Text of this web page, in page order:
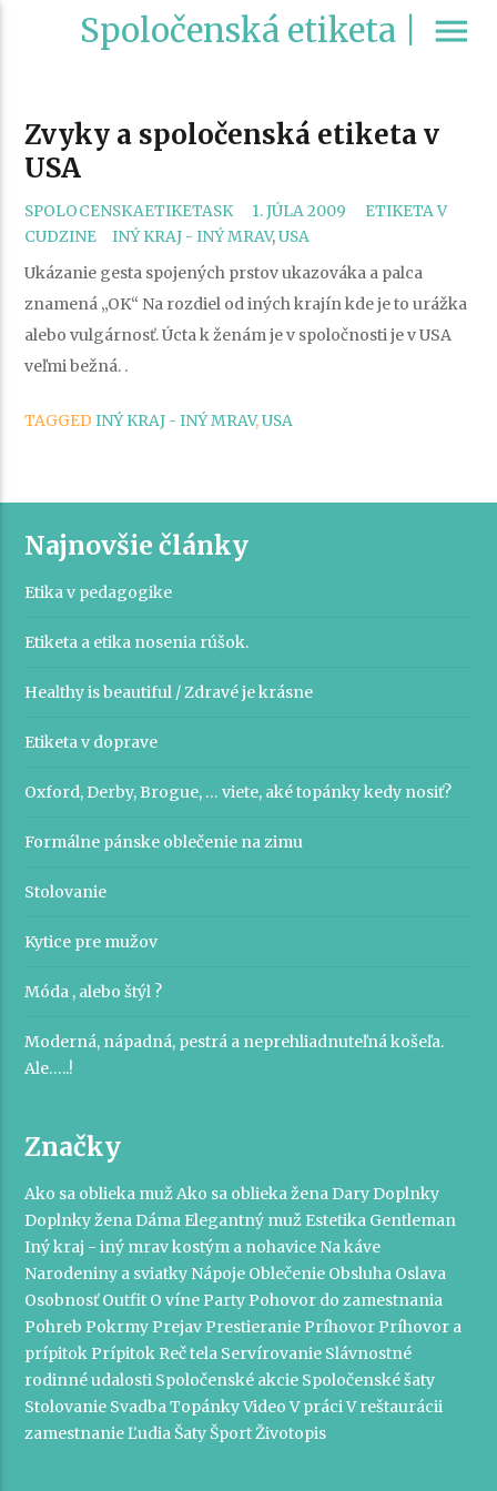
Spoločenská etiketa | menu
Zvyky a spoločenská etiketa v
USA
SPOLOCENSKAETIKETASK 1. JÚLA 2009 CATEGORIES
ETIKETA V
CUDZINE
TAGS
INÝ KRAJ - INÝ MRAV,USA
Ukázanie gesta spojených prstov ukazováka a palca
znamená „OK“ Na rozdiel od iných krajín kde je to urážka
alebo vulgárnosť. Úcta k ženám je v spoločnosti je v USA
veľmi bežná. .
TAGGEDINÝ KRAJ - INÝ MRAV,USA
Najnovšie články
Etika v pedagogike
Etiketa a etika nosenia rúšok.
Healthy is beautiful / Zdravé je krásne
Etiketa v doprave
Oxford, Derby, Brogue, … viete, aké topánky kedy nosiť?
Formálne pánske oblečenie na zimu
Stolovanie
Kytice pre mužov
Móda , alebo štýl ?
Moderná, nápadná, pestrá a neprehliadnuteľná košeľa.
Ale…..!
Značky
Ako sa oblieka muž Ako sa oblieka ženaDaryDoplnky
Doplnky ženaDáma Elegantný muž Estetika Gentleman
Iný kraj - iný mravkostým a nohavice Na káve
Narodeniny a sviatky Nápoje Oblečenie Obsluha Oslava
OsobnosťOutfit O víne Party Pohovor do zamestnania
Pohreb Pokrmy Prejav Prestieranie Príhovor Príhovor a
prípitok Prípitok Reč tela Servírovanie Slávnostné
rodinné udalosti Spoločenské akcie Spoločenské šaty
Stolovanie SvadbaTopánkyVideo V práciV reštaurácii
zamestnanieĽudia Šaty ŠportŽivotopis